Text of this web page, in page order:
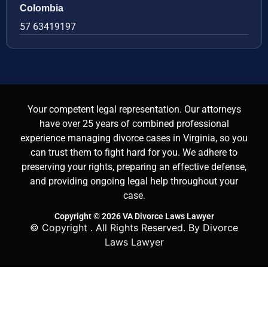
Colombia
57 63419197
Your competent legal representation. Our attorneys
have over 25 years of combined professional
experience managing divorce cases in Virginia, so you
can trust them to fight hard for you. We adhere to
preserving your rights, preparing an effective defense,
and providing ongoing legal help throughout your
case.
Copyright © 2026 VA Divorce Laws Lawyer
© Copyright . All Rights Reserved. By Divorce
Laws Lawyer